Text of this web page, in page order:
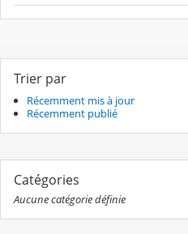
Trier par
Récemment mis à jour
Récemment publié
Catégories
Aucune catégorie définie